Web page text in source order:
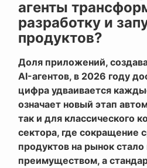
агенты
разработку и
продуктов?
Доля приложений,
AI-агентов, в 2026 году
цифра удваивается
означает новый этап
так и для классического
сектора, где сокращение
продуктов на рынок
преимуществом, а